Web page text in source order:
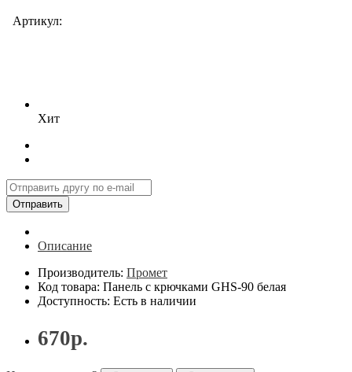
Артикул:
Хит
Отправить
Описание
Производитель: Промет
Код товара: Панель с крючками GHS-90 белая
Доступность: Есть в наличии
670р.